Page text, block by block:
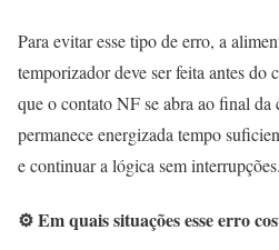
Para evitar esse tipo de erro, a
temporizador deve ser feita antes do
que o contato NF se abra ao final da
permanece energizada tempo
e continuar a lógica sem interrupções.
⚙️ Em quais situações esse erro